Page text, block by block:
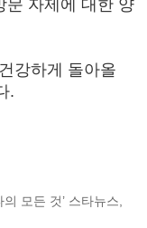
문 자제에 대한 양
강하게 돌아올
.
모든 것’ 스타뉴스,